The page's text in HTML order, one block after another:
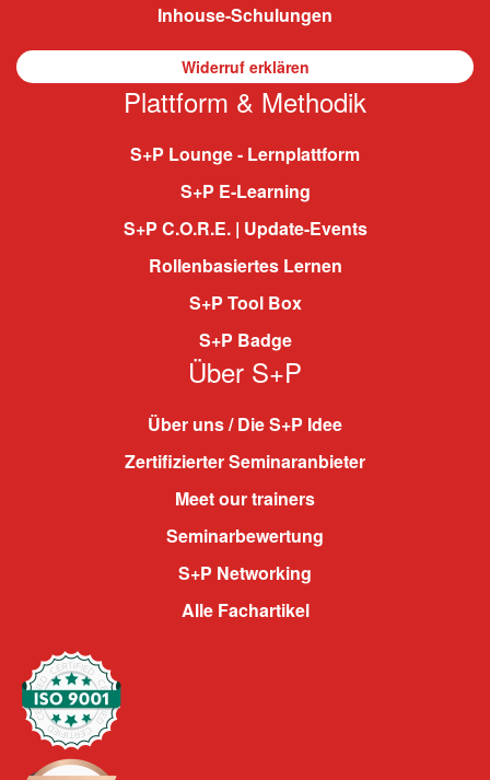
Inhouse-Schulungen
Widerruf erklären
Plattform & Methodik
S+P Lounge - Lernplattform
S+P E-Learning
S+P C.O.R.E. | Update-Events
Rollenbasiertes Lernen
S+P Tool Box
S+P Badge
Über S+P
Über uns / Die S+P Idee
Zertifizierter Seminaranbieter
Meet our trainers
Seminarbewertung
S+P Networking
Alle Fachartikel